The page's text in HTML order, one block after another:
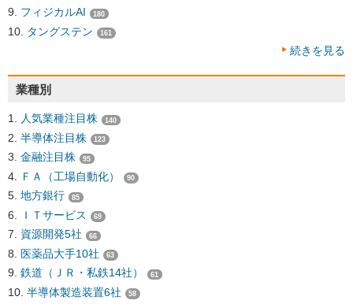
フィジカルAI 180
タングステン 161
続きを見る
業種別
人気業種注目株 140
半導体注目株 123
金融注目株 95
ＦＡ（工場自動化） 90
地方銀行 85
ＩＴサービス 69
資源開発5社 66
医薬品大手10社 63
鉄道（ＪＲ・私鉄14社） 61
半導体製造装置6社 58